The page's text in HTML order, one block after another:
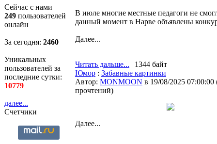
Сейчас с нами
249 пользователей
онлайн
За сегодня: 2460
Уникальных
пользователей за
последние сутки:
10779
далее...
Счетчики
В июле многие местные педагоги не
данный момент в Нарве объявлены
Далее...
Читать дальше... | 1344 байт
Юмор : Забавные картинки
Автор: MONMOON в 19/08/2025 07:00:00
прочтений)
Далее...